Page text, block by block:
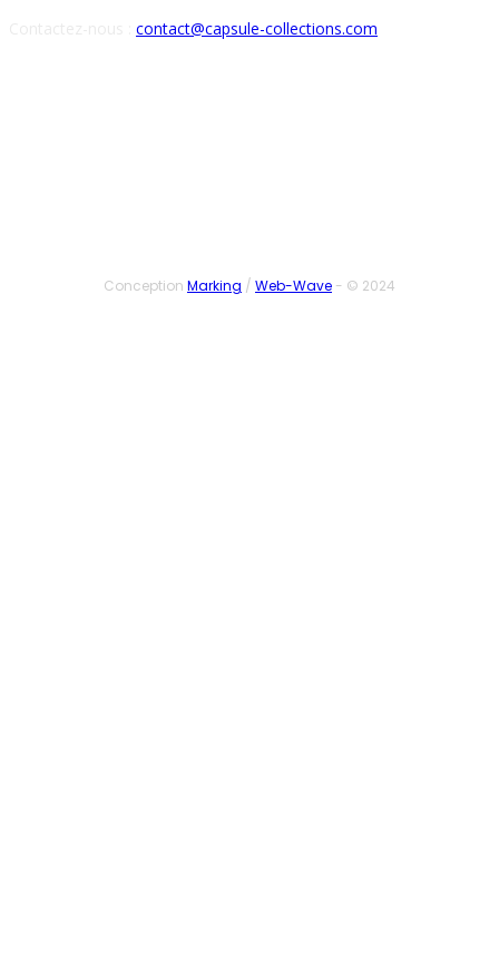
contact@capsule-collections.com
Conception Marking / Web-Wave - © 2024